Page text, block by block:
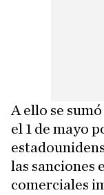
A ello se sumó
el 1 de mayo
las sanciones
comerciales